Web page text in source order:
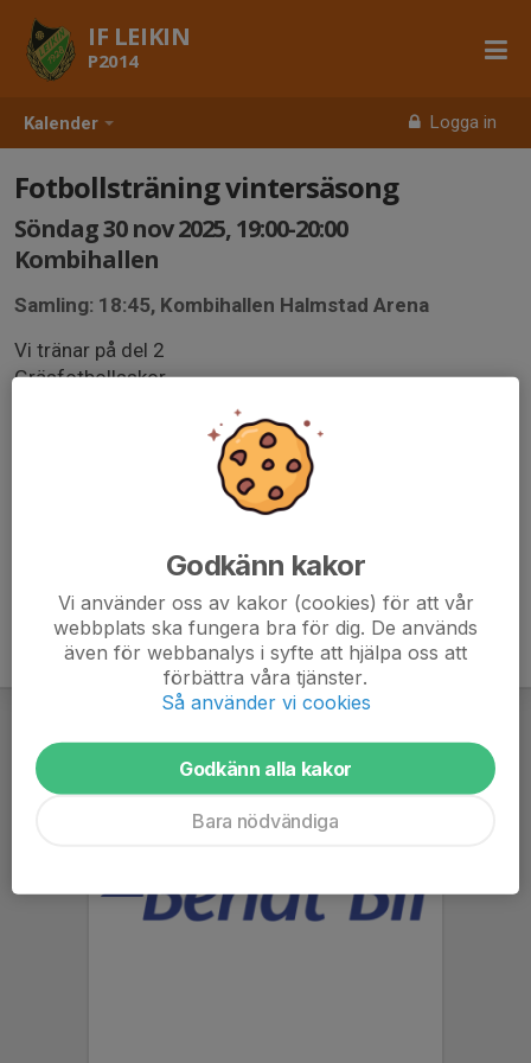
Kalender Logga in
IF LEIKIN
P2014
Fotbollsträning vintersäsong
Söndag 30 nov 2025, 19:00-20:00
Kombihallen
Samling: 18:45, Kombihallen Halmstad Arena
Vi tränar på del 2
Gräsfotbollsskor
Godkänn kakor
Vi använder oss av kakor (cookies) för att vår
webbplats ska fungera bra för dig. De används
även för webbanalys i syfte att hjälpa oss att
förbättra våra tjänster.
Så använder vi cookies
Godkänn alla kakor
Bara nödvändiga